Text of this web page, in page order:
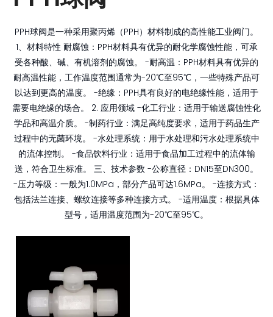
PPH球阀是一种采用聚丙烯（PPH）材料制成的高性能工业阀门。
1、材料特性 耐腐蚀：PPH材料具有优异的耐化学腐蚀性能，可承
受各种酸、碱、有机溶剂的腐蚀。 -耐高温：PPH材料具有优异的
耐高温性能，工作温度范围通常为-20℃至95℃，一些特殊产品可
以达到更高的温度。 -绝缘：PPH具有良好的电绝缘性能，适用于
需要电绝缘的场合。 2. 应用领域 -化工行业：适用于输送腐蚀性化
学品和高温介质。 -制药行业：满足高纯度要求，适用于药品生产
过程中的无菌环境。 -水处理系统：用于水处理和污水处理系统中
的流体控制。 -食品饮料行业：适用于食品加工过程中的流体输
送，符合卫生标准。 三、技术参数 -公称直径：DN15至DN300。
-压力等级：一般为1.0MPa，部分产品可达1.6MPa。 -连接方式：
包括法兰连接、螺纹连接等多种连接方式。 -适用温度：根据具体
型号，适用温度范围为-20℃至95℃。